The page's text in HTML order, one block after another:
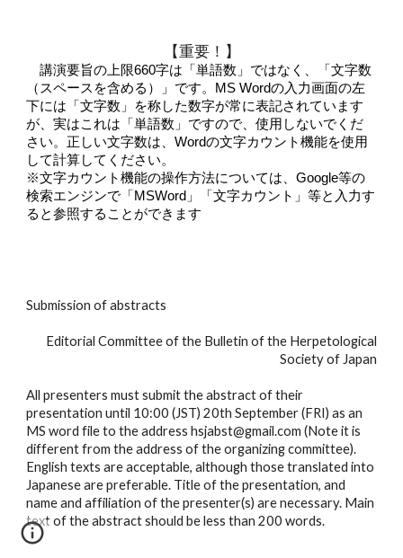
【重要！】
講演要旨の上限660字は「単語数」ではなく、「文字数
（スペースを含める）」です。 MS Wordの入力画面の左
下には「文字数」を称した数字が常に表記されています
が、実はこれは「単語数」ですので、使用しないでくだ
さい。正しい文字数は、Wordの文字カウント機能を使用
して計算してください。
※文字カウント機能の操作方法については、Google等の
検索エンジンで「 MSWord 」「文字カウント」等と入力す
ると参照することができます
Submission of abstracts
Editorial Committee of the Bulletin of the Herpetological
Society of Japan
All presenters must submit the abstract of their
presentation until 10:00 (JST) 20th September (FRI) as an
MS word file to the address hsjabst@gmail.com (Note it is
different from the address of the organizing committee).
English texts are acceptable, although those translated into
Japanese are preferable. Title of the presentation, and
name and affiliation of the presenter(s) are necessary. Main
text of the abstract should be less than 200 words.